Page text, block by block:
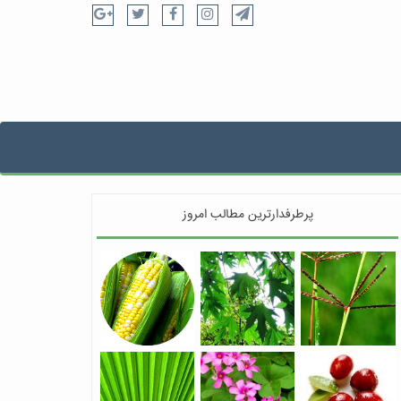
پرطرفدارترین مطالب امروز